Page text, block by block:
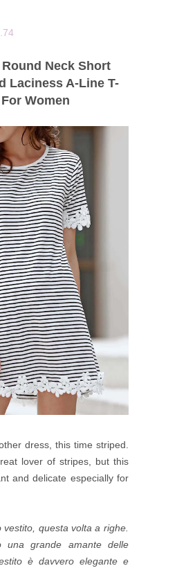
Neck Short
Laciness A-Line T-
Women
dress, this time striped.
lover of stripes, but this
and delicate especially for
vestito, questa volta a righe.
una grande amante delle
è davvero elegante e